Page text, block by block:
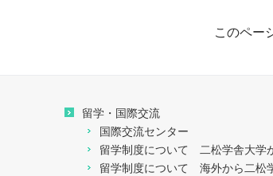
このペー
留学・国際交流
国際交流センター
留学制度について 二松学舎大学
留学制度について 海外から二松